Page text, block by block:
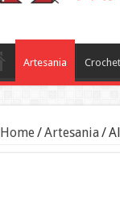
Artesania Crochet
Home/Artesania/